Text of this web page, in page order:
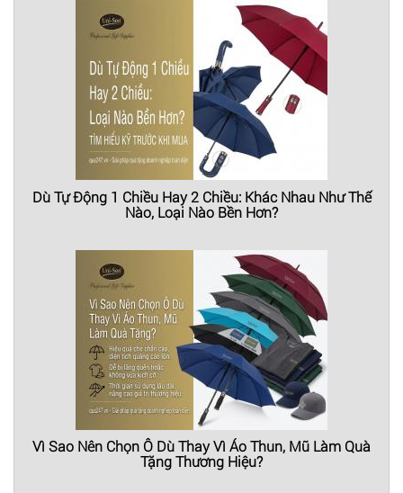
Dù Tự Động 1 Chiều Hay 2 Chiều: Khác Nhau Như Thế
Nào, Loại Nào Bền Hơn?
Vì Sao Nên Chọn Ô Dù Thay Vì Áo Thun, Mũ Làm Quà
Tặng Thương Hiệu?